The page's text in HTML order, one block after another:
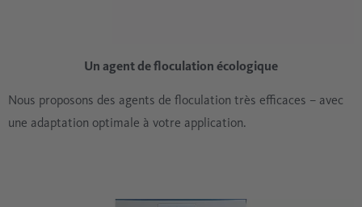
Un agent de floculation écologique
Nous proposons des agents de floculation très efficaces – avec
une adaptation optimale à votre application.